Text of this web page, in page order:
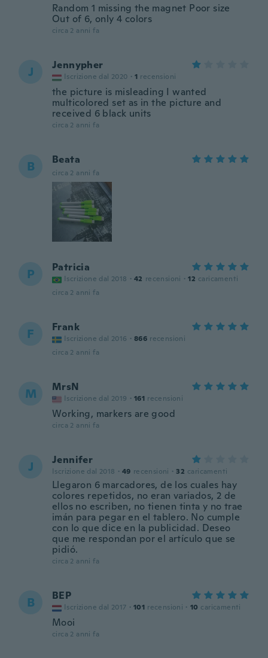
Random 1 missing the magnet Poor size
Out of 6, only 4 colors
circa 2 anni fa
J Jennypher
Iscrizione dal 2020 · 1 recensioni
the picture is misleading I wanted
multicolored set as in the picture and
received 6 black units
circa 2 anni fa
B Beata
circa 2 anni fa
P Patricia
Iscrizione dal 2018 · 42 recensioni · 12 caricamenti
circa 2 anni fa
F Frank
Iscrizione dal 2016 · 866 recensioni
circa 2 anni fa
M MrsN
Iscrizione dal 2019 · 161 recensioni
Working, markers are good
circa 2 anni fa
J Jennifer
Iscrizione dal 2018 · 49 recensioni · 32 caricamenti
Llegaron 6 marcadores, de los cuales hay
colores repetidos, no eran variados, 2 de
ellos no escriben, no tienen tinta y no trae
imán para pegar en el tablero. No cumple
con lo que dice en la publicidad. Deseo
que me respondan por el artículo que se
pidió.
circa 2 anni fa
B BEP
Iscrizione dal 2017 · 101 recensioni · 10 caricamenti
Mooi
circa 2 anni fa